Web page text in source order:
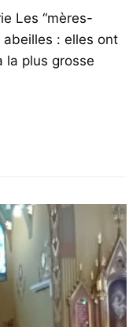
Les “mères-
abeilles : elles ont
la plus grosse